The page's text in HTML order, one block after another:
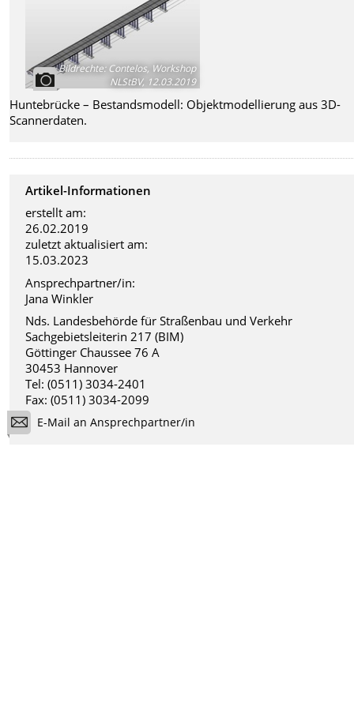
Bildrechte:Contelos, Workshop
NLStBV, 12.03.2019
Huntebrücke – Bestandsmodell: Objektmodellierung aus 3D-
Scannerdaten.
Artikel-Informationen
erstellt am:
26.02.2019
zuletzt aktualisiert am:
15.03.2023
Ansprechpartner/in:
Jana Winkler
Nds. Landesbehörde für Straßenbau und Verkehr
Sachgebietsleiterin 217 (BIM)
Göttinger Chaussee 76 A
30453 Hannover
Tel: (0511) 3034-2401
Fax: (0511) 3034-2099
E-Mail an Ansprechpartner/in